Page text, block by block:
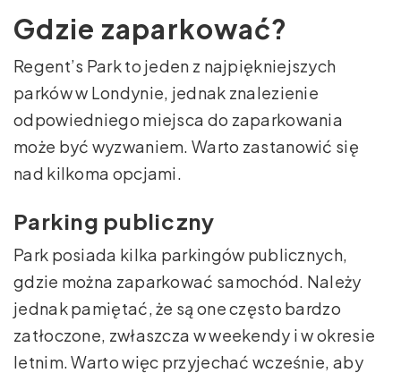
Gdzie zaparkować?
Regent’s Park to jeden z najpiękniejszych
parków w Londynie, jednak znalezienie
odpowiedniego miejsca do zaparkowania
może być wyzwaniem. Warto zastanowić się
nad kilkoma opcjami.
Parking publiczny
Park posiada kilka parkingów publicznych,
gdzie można zaparkować samochód. Należy
jednak pamiętać, że są one często bardzo
zatłoczone, zwłaszcza w weekendy i w okresie
letnim. Warto więc przyjechać wcześnie, aby